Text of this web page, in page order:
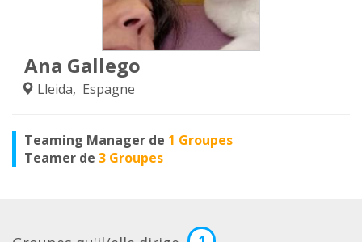
Ana Gallego
Lleida, Espagne
Teaming Manager de 1 Groupes
Teamer de 3 Groupes